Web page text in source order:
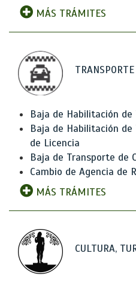
MÁS TRÁMITES
Baja de Habilitación de
Baja de Habilitación
de Licencia
Baja de Transporte de
Cambio de Agencia de
MÁS TRÁMITES
CULTURA,